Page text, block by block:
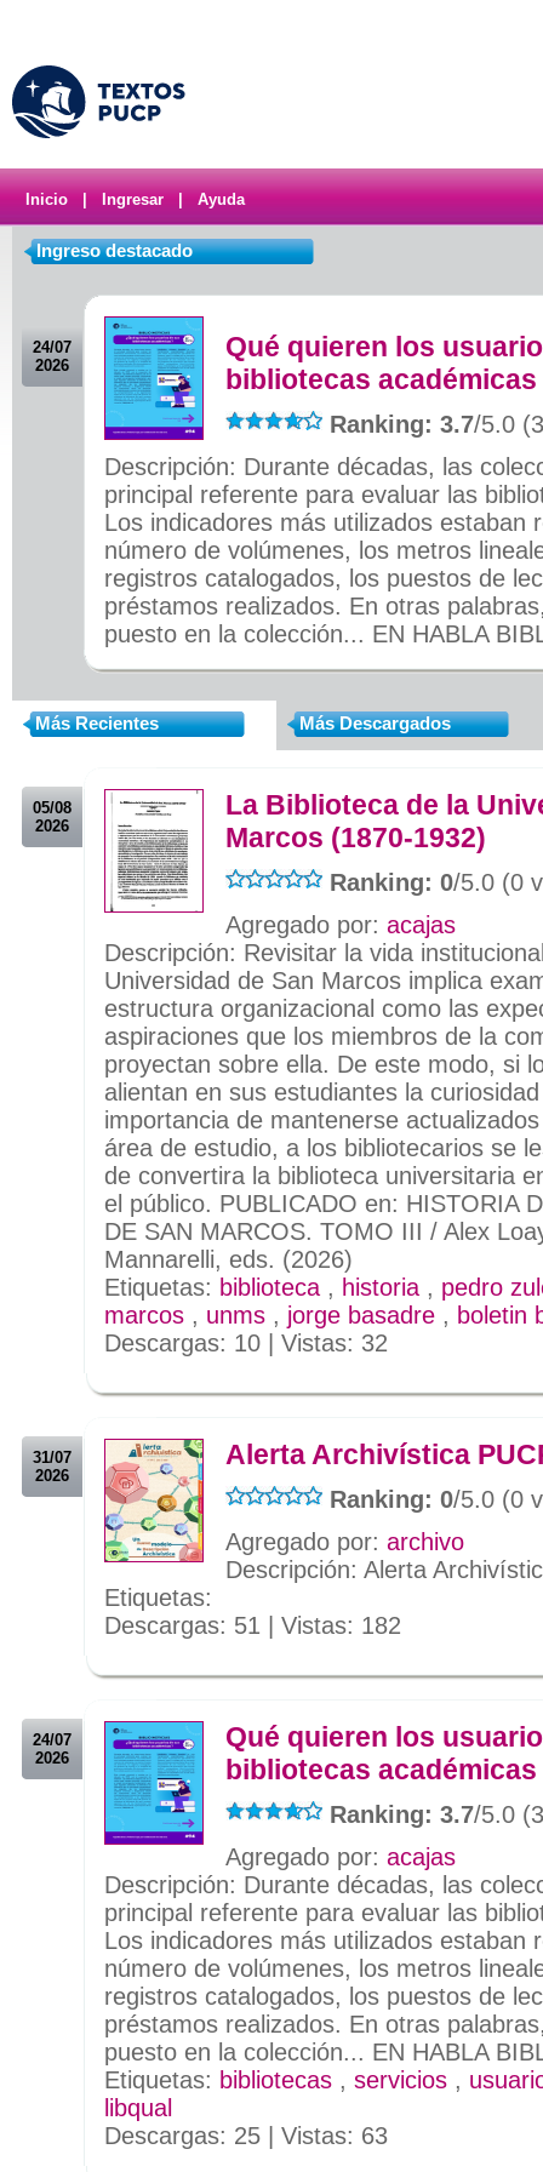
Inicio Ingresar Ayuda
Ingreso destacado
24/07
2026
Qué quieren los
bibliotecas académicas
Ranking: 3.7/5.0
Descripción: Durante décadas, las
principal referente para evaluar las
Los indicadores más utilizados estaban
número de volúmenes, los metros
registros catalogados, los puestos de
préstamos realizados. En otras
puesto en la colección... EN HABLA
.
Más Recientes Más Descargados
05/08
2026
La Biblioteca de la
Marcos (1870-1932)
Ranking: 0/5.0 (0
Agregado por: acajas
Descripción: Revisitar la vida
Universidad de San Marcos implica
estructura organizacional como las
aspiraciones que los miembros de la
proyectan sobre ella. De este modo, si
alientan en sus estudiantes la
importancia de mantenerse
área de estudio, a los bibliotecarios se
de convertira la biblioteca universitaria
el público. PUBLICADO en: HISTORIA
DE SAN MARCOS. TOMO III / Alex
Mannarelli, eds. (2026)
Etiquetas: biblioteca , historia , pedro
marcos , unms , jorge basadre , boletin
Descargas: 10 | Vistas: 32
31/07
2026
Alerta Archivística
Ranking: 0/5.0 (0
Agregado por: archivo
Descripción: Alerta
Etiquetas:
Descargas: 51 | Vistas: 182
24/07
2026
Qué quieren los
bibliotecas académicas
Ranking: 3.7/5.0
Agregado por: acajas
Descripción: Durante décadas, las
principal referente para evaluar las
Los indicadores más utilizados estaban
número de volúmenes, los metros
registros catalogados, los puestos de
préstamos realizados. En otras
puesto en la colección... EN HABLA
Etiquetas: bibliotecas , servicios ,
libqual
Descargas: 25 | Vistas: 63